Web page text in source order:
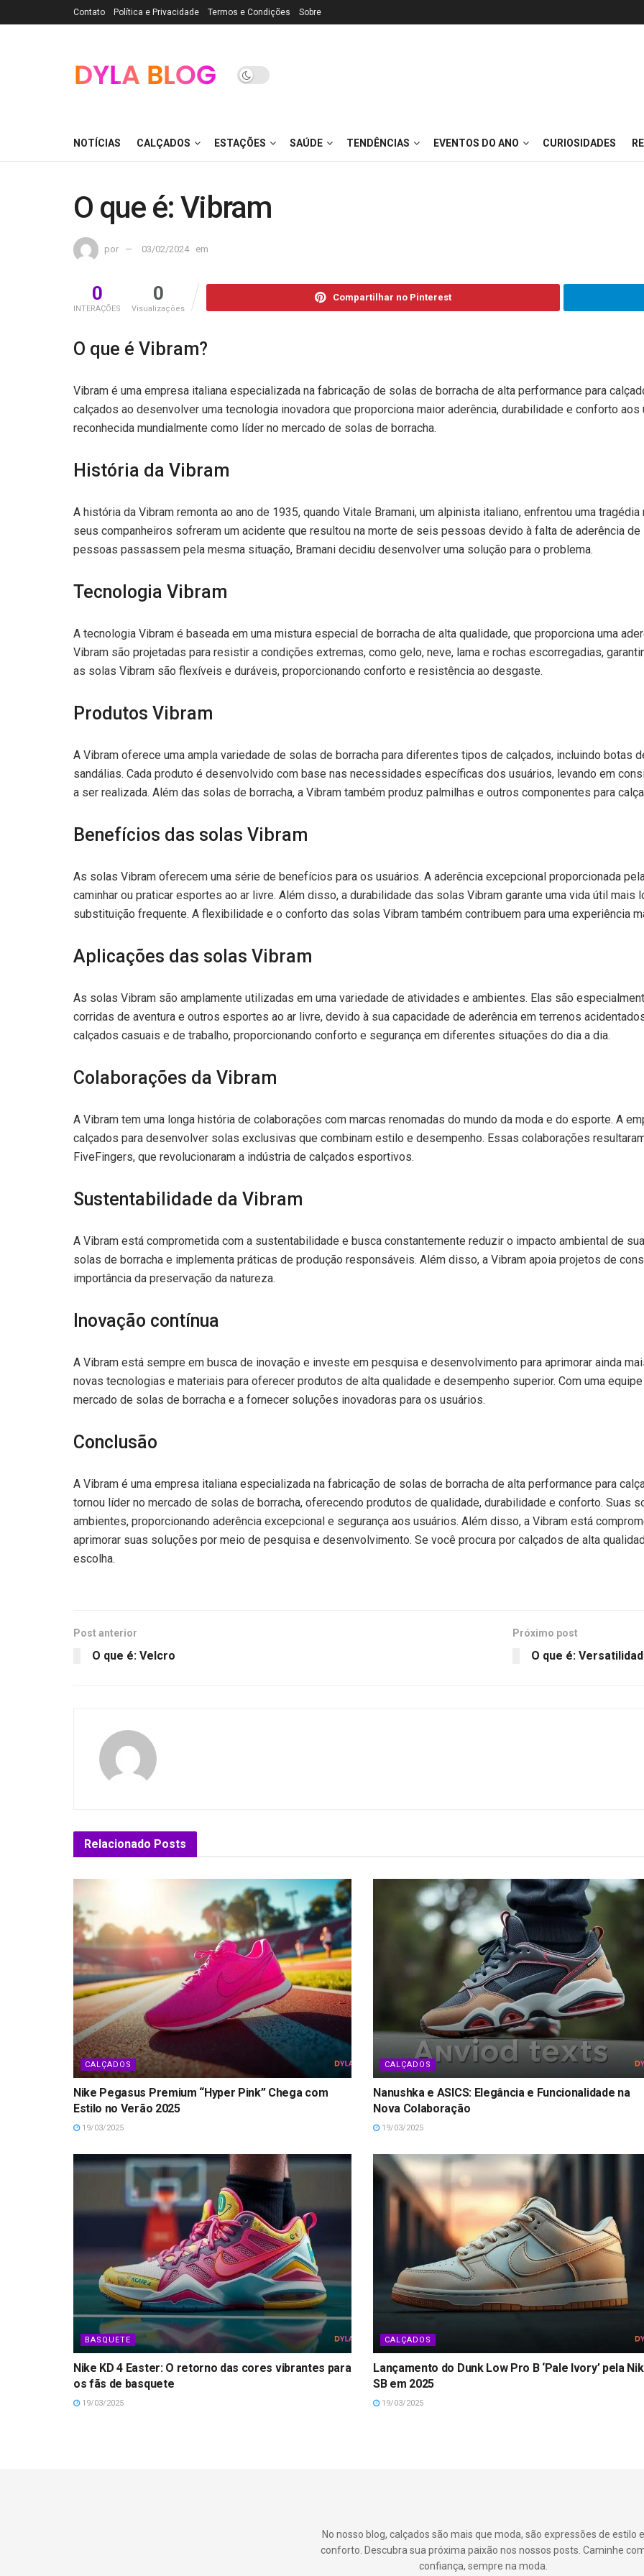
Contato Política e Privacidade Termos e Condições Sobre
NOTÍCIAS CALÇADOS ESTAÇÕES SAÚDE TENDÊNCIAS EVENTOS DO ANO CURIOSIDADES
O que é: Vibram
por 03/02/2024 em
0
INTERAÇÕES
0
Visualizações
Compartilhar no Pinterest
O que é Vibram?
Vibram é uma empresa italiana especializada na fabricação de solas de borracha de alta performance para
calçados ao desenvolver uma tecnologia inovadora que proporciona maior aderência, durabilidade e conforto
reconhecida mundialmente como líder no mercado de solas de borracha.
História da Vibram
A história da Vibram remonta ao ano de 1935, quando Vitale Bramani, um alpinista italiano, enfrentou uma
seus companheiros sofreram um acidente que resultou na morte de seis pessoas devido à falta de aderência
pessoas passassem pela mesma situação, Bramani decidiu desenvolver uma solução para o problema.
Tecnologia Vibram
A tecnologia Vibram é baseada em uma mistura especial de borracha de alta qualidade, que proporciona uma
Vibram são projetadas para resistir a condições extremas, como gelo, neve, lama e rochas escorregadias,
as solas Vibram são flexíveis e duráveis, proporcionando conforto e resistência ao desgaste.
Produtos Vibram
A Vibram oferece uma ampla variedade de solas de borracha para diferentes tipos de calçados, incluindo botas
sandálias. Cada produto é desenvolvido com base nas necessidades específicas dos usuários, levando em
a ser realizada. Além das solas de borracha, a Vibram também produz palmilhas e outros componentes para
Benefícios das solas Vibram
As solas Vibram oferecem uma série de benefícios para os usuários. A aderência excepcional proporcionada
caminhar ou praticar esportes ao ar livre. Além disso, a durabilidade das solas Vibram garante uma vida útil
substituição frequente. A flexibilidade e o conforto das solas Vibram também contribuem para uma experiência
Aplicações das solas Vibram
As solas Vibram são amplamente utilizadas em uma variedade de atividades e ambientes. Elas são
corridas de aventura e outros esportes ao ar livre, devido à sua capacidade de aderência em terrenos
calçados casuais e de trabalho, proporcionando conforto e segurança em diferentes situações do dia a dia.
Colaborações da Vibram
A Vibram tem uma longa história de colaborações com marcas renomadas do mundo da moda e do esporte. A
calçados para desenvolver solas exclusivas que combinam estilo e desempenho. Essas colaborações
FiveFingers, que revolucionaram a indústria de calçados esportivos.
Sustentabilidade da Vibram
A Vibram está comprometida com a sustentabilidade e busca constantemente reduzir o impacto ambiental de
solas de borracha e implementa práticas de produção responsáveis. Além disso, a Vibram apoia projetos de
importância da preservação da natureza.
Inovação contínua
A Vibram está sempre em busca de inovação e investe em pesquisa e desenvolvimento para aprimorar ainda
novas tecnologias e materiais para oferecer produtos de alta qualidade e desempenho superior. Com uma
mercado de solas de borracha e a fornecer soluções inovadoras para os usuários.
Conclusão
A Vibram é uma empresa italiana especializada na fabricação de solas de borracha de alta performance para
tornou líder no mercado de solas de borracha, oferecendo produtos de qualidade, durabilidade e conforto.
ambientes, proporcionando aderência excepcional e segurança aos usuários. Além disso, a Vibram está
aprimorar suas soluções por meio de pesquisa e desenvolvimento. Se você procura por calçados de alta
escolha.
Post anterior
O que é: Velcro
Próximo post
O que é:
Relacionado Posts
CALÇADOS
Nike Pegasus Premium “Hyper Pink” Chega com
Estilo no Verão 2025
19/03/2025
CALÇADOS
Nanushka e ASICS: Elegância e Funcionalidade na
Nova Colaboração
19/03/2025
BASQUETE
Nike KD 4 Easter: O retorno das cores vibrantes para
os fãs de basquete
19/03/2025
CALÇADOS
Lançamento do Dunk Low Pro B ‘Pale Ivory’ pela
SB em 2025
19/03/2025
No nosso blog, calçados são mais que moda, são expressões de estilo e
conforto. Descubra sua próxima paixão nos nossos posts. Caminhe
confiança, sempre na moda.